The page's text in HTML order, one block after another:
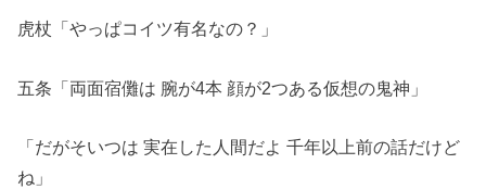
虎杖「やっぱコイツ有名なの？」
五条「両面宿儺は 腕が4本 顔が2つある仮想の鬼神」
「だがそいつは 実在した人間だよ 千年以上前の話だけど
ね」